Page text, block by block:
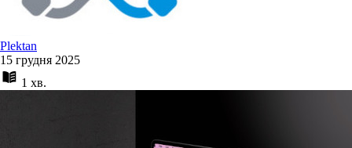
Plektan
15 грудня 2025
1 хв.